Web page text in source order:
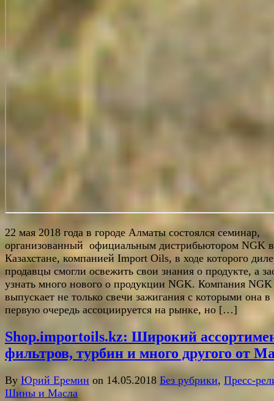
22 мая 2018 года в городе Алматы состоялся семинар,
организованный официальным дистрибьютором NGK в
Казахстане, компанией Import Oils, в ходе которого
продавцы смогли освежить свои знания о продукте, а
узнать много нового о продукции NGK. Компания NGK
выпускает не только свечи зажигания с которыми она в
первую очередь ассоциируется на рынке, но […]
Shop.importoils.kz: Широкий
фильтров, турбин и много другого от
By Юрий Еремин on 14.05.2018 Без рубрики, Пресс-
Шины и Масла